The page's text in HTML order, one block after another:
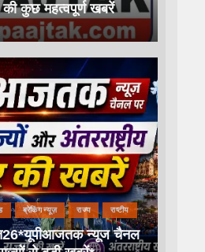
कुछ महत्वपूर्ण खबरें
ब्रेकिंग न्यूज़ राज्य राष्टीय
न्यूज चैनल